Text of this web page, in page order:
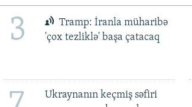
3
Tramp: İranla müharibə
'çox tezliklə' başa çatacaq
Ukraynanın keçmiş səfiri